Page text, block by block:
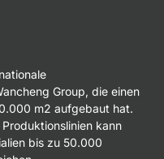
Group, die einen
m2 aufgebaut hat.
kann
bis zu 50.000